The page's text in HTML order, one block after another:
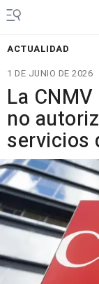
ACTUALIDAD
1 DE JUNIO DE 2026
La
no
servicios